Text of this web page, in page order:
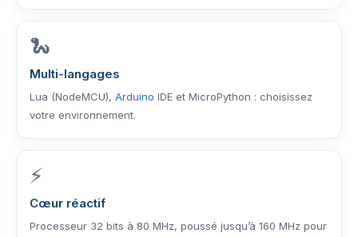
🐍
Multi-langages
Lua (NodeMCU), Arduino IDE et MicroPython : choisissez
votre environnement.
⚡
Cœur réactif
Processeur 32 bits à 80 MHz, poussé jusqu’à 160 MHz pour